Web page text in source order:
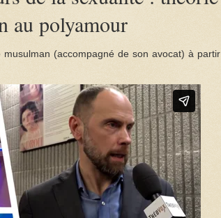
au polyamour
(accompagné de son avocat) à partir